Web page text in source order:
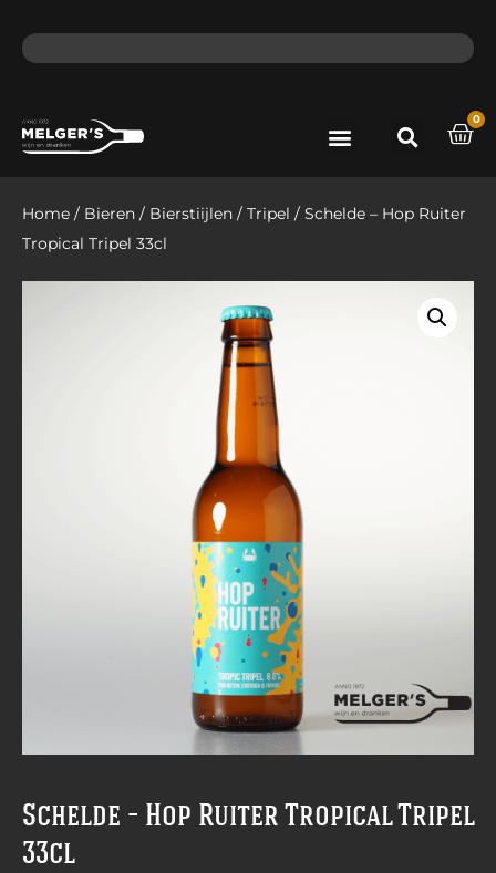
0
Home / Bieren / Bierstiijlen / Tripel / Schelde – Hop Ruiter
Tropical Tripel 33cl
Schelde – Hop Ruiter Tropical Tripel
33cl